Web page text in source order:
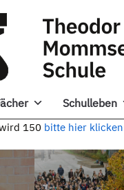
Schulleben
150 bitte hier klicken